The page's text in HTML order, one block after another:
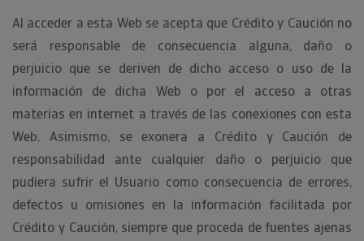
Al acceder a esta Web se acepta que Crédito y Caución no
será responsable de consecuencia alguna, daño o
perjuicio que se deriven de dicho acceso o uso de la
información de dicha Web o por el acceso a otras
materias en internet a través de las conexiones con esta
Web. Asimismo, se exonera a Crédito y Caución de
responsabilidad ante cualquier daño o perjuicio que
pudiera sufrir el Usuario como consecuencia de errores,
defectos u omisiones en la información facilitada por
Crédito y Caución, siempre que proceda de fuentes ajenas